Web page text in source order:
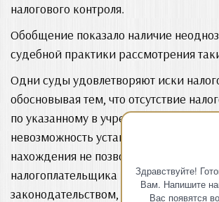
Здравствуйте!
Вам. Напишите
Вас появятся
налогового контроля.
Обобщение показало наличие
судебной практики рассмотрения
Одни суды удовлетворяют иски
обосновывая тем, что отсутствие
по указанному в учредительных
невозможность установления
нахождения не позволяют принять
налогоплательщика в соответствии с
законодательством, а так же